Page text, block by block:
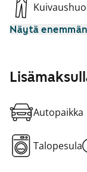
Näytä enemmän
Autopaikka
Talopesula